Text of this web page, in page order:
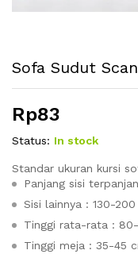
Sofa Sudut
Rp83
Status: In stock
Standar ukuran kursi
Panjang sisi
Sisi lainnya : 130-
Tinggi rata-rata : 80-
Tinggi meja : 35-45